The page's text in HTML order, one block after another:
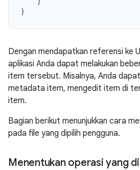
}
Dengan mendapatkan referensi ke
aplikasi Anda dapat melakukan
item tersebut. Misalnya, Anda
metadata item, mengedit item di
item.
Bagian berikut menunjukkan cara
pada file yang dipilih pengguna.
Menentukan operasi yang